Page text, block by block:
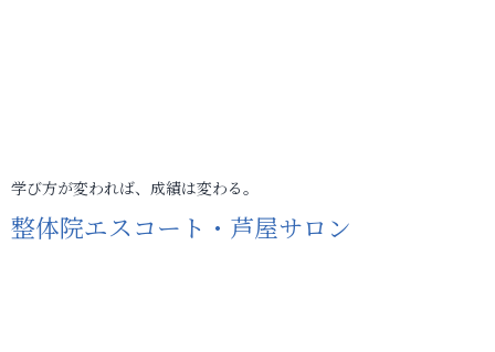
学び方が変われば、成績は変わる。
整体院エスコート・芦屋サロン